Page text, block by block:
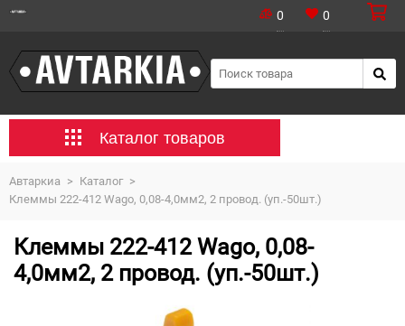
0 0
Каталог товаров
Автаркиа > Каталог >
Клеммы 222-412 Wago, 0,08-4,0мм2, 2 провод. (уп.-50шт.)
Клеммы 222-412 Wago, 0,08-
4,0мм2, 2 провод. (уп.-50шт.)